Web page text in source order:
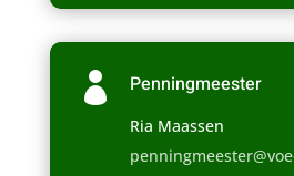
 Penningmeester
Ria Maassen